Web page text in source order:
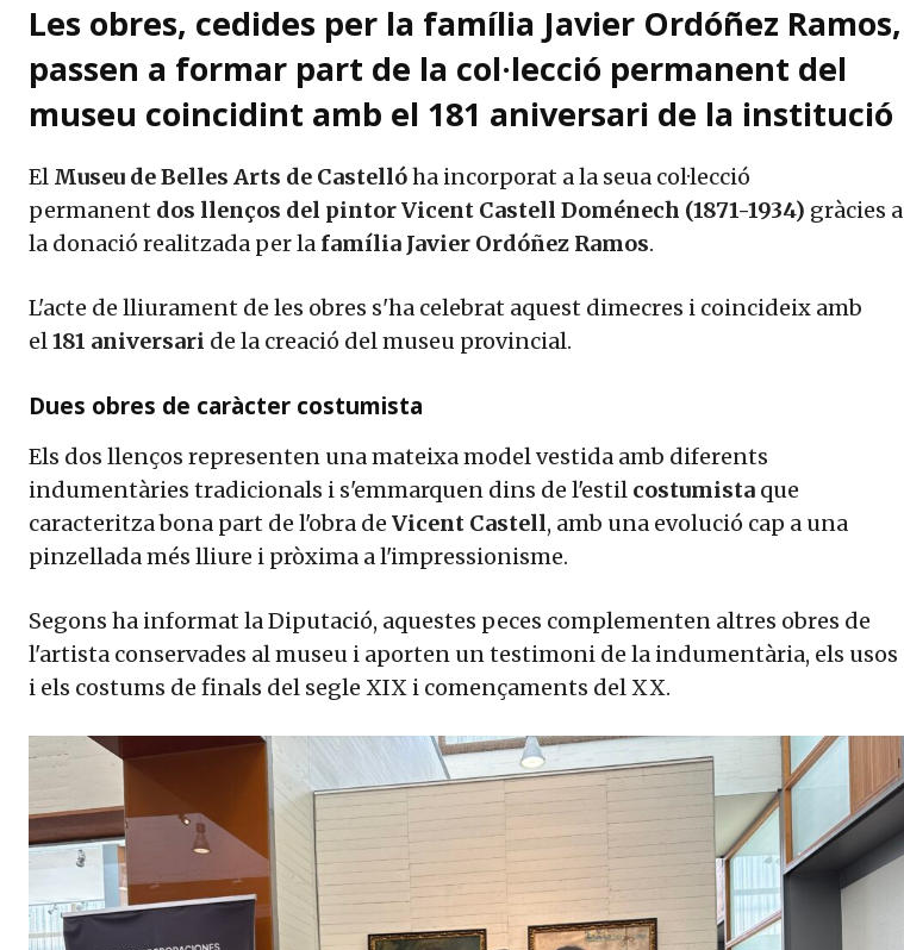
Les obres, cedides per la família Javier Ordóñez Ramos,
passen a formar part de la col·lecció permanent del
museu coincidint amb el 181 aniversari de la institució
El Museu de Belles Arts de Castellóha incorporat a la seua col·lecció
permanent dos llenços del pintor Vicent Castell Doménech (1871-1934) gràcies a
la donació realitzada per la família Javier Ordóñez Ramos.
L'acte de lliurament de les obres s'ha celebrat aquest dimecres i coincideix amb
el181 aniversari de la creació del museu provincial.
Dues obres de caràcter costumista
Els dos llenços representen una mateixa model vestida amb diferents
indumentàries tradicionals i s'emmarquen dins de l'estil costumista que
caracteritza bona part de l'obra de Vicent Castell, amb una evolució cap a una
pinzellada més lliure i pròxima a l'impressionisme.
Segons ha informat la Diputació, aquestes peces complementen altres obres de
l'artista conservades al museu i aporten un testimoni de la indumentària, els usos
i els costums de finals del segle XIX i començaments del XX.